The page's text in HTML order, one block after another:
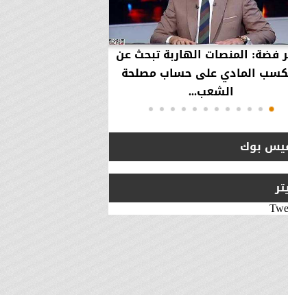
فضة: المنصات الهاربة تبحث عن
المادي على حساب مصلحة
الشعب...
بوك